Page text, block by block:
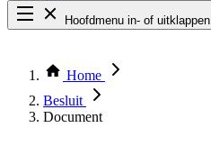
Hoofdmenu in- of uitklappen
Thema COVID-19
Bekijk per bestuursorgaan
Home
Besluit
Document